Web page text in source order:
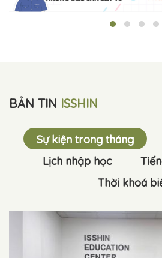
BẢN TIN ISSHIN
Sự kiện trong tháng
Lịch nhập học
Thời khoá